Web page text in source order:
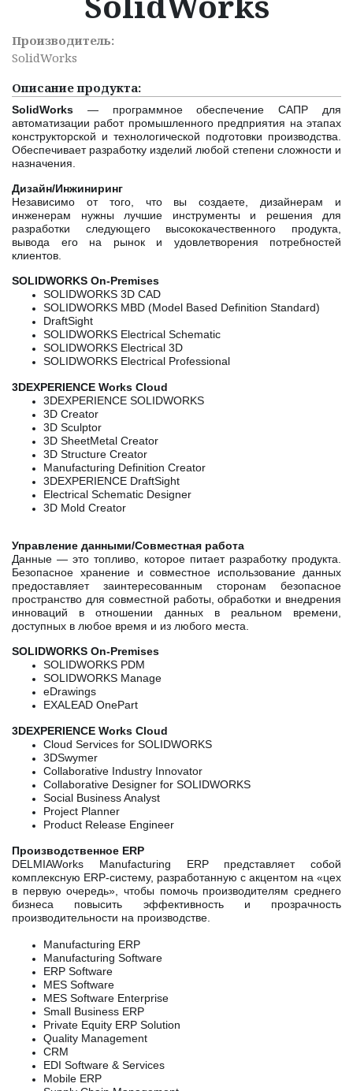
Производитель:
SolidWorks
Описание продукта:
SolidWorks — программное обеспечение САПР для
автоматизации работ промышленного предприятия на этапах
конструкторской и технологической подготовки производства.
Обеспечивает разработку изделий любой степени сложности и
назначения.
Дизайн/Инжиниринг
Независимо от того, что вы создаете, дизайнерам и
инженерам нужны лучшие инструменты и решения для
разработки следующего высококачественного продукта,
вывода его на рынок и удовлетворения потребностей
клиентов.
SOLIDWORKS On-Premises
SOLIDWORKS 3D CAD
SOLIDWORKS MBD (Model Based Definition Standard)
DraftSight
SOLIDWORKS Electrical Schematic
SOLIDWORKS Electrical 3D
SOLIDWORKS Electrical Professional
3DEXPERIENCE Works Cloud
3DEXPERIENCE SOLIDWORKS
3D Creator
3D Sculptor
3D SheetMetal Creator
3D Structure Creator
Manufacturing Definition Creator
3DEXPERIENCE DraftSight
Electrical Schematic Designer
3D Mold Creator
Управление данными/Совместная работа
Данные — это топливо, которое питает разработку продукта.
Безопасное хранение и совместное использование данных
предоставляет заинтересованным сторонам безопасное
пространство для совместной работы, обработки и внедрения
инноваций в отношении данных в реальном времени,
доступных в любое время и из любого места.
SOLIDWORKS On-Premises
SOLIDWORKS PDM
SOLIDWORKS Manage
eDrawings
EXALEAD OnePart
3DEXPERIENCE Works Cloud
Cloud Services for SOLIDWORKS
3DSwymer
Collaborative Industry Innovator
Collaborative Designer for SOLIDWORKS
Social Business Analyst
Project Planner
Product Release Engineer
Производственное ERP
DELMIAWorks Manufacturing ERP представляет собой
комплексную ERP-систему, разработанную с акцентом на «цех
в первую очередь», чтобы помочь производителям среднего
бизнеса повысить эффективность и прозрачность
производительности на производстве.
Manufacturing ERP
Manufacturing Software
ERP Software
MES Software
MES Software Enterprise
Small Business ERP
Private Equity ERP Solution
Quality Management
CRM
EDI Software & Services
Mobile ERP